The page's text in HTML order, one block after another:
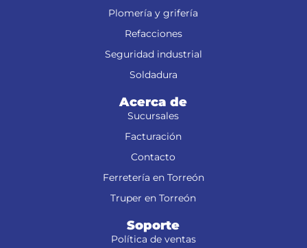
Plomería y grifería
Refacciones
Seguridad industrial
Soldadura
Acerca de
Sucursales
Facturación
Contacto
Ferretería en Torreón
Truper en Torreón
Soporte
Política de ventas